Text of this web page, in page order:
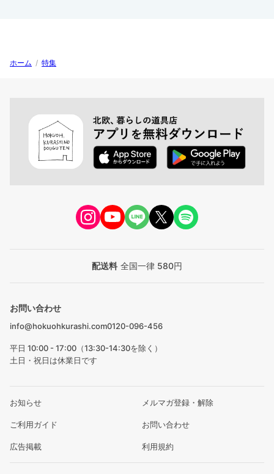
ホーム / 特集
配送料 全国一律 580円
お問い合わせ
info@hokuohkurashi.com0120-096-456
平日 10:00 - 17:00（13:30-14:30を除く）
土日・祝日は休業日です
お知らせ メルマガ登録・解除
ご利用ガイド お問い合わせ
広告掲載 利用規約